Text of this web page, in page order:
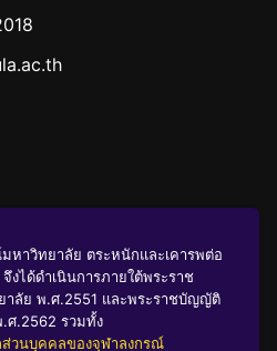
มูลส่วนบุคคล
าวิทยาลัย ตระหนักและเคารพต่อ
งได้ดำเนินการภายใต้พระราช
ลัย พ.ศ.2551 และพระราชบัญญัติ
.2562 รวมทั้ง
วนบุคคลของจุฬาลงกรณ์